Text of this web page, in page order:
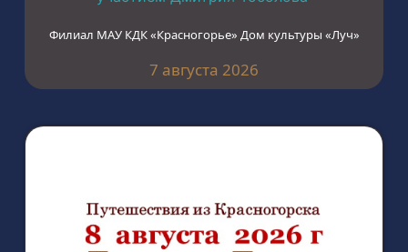
Филиал МАУ КДК «Красногорье» Дом культуры «Луч»
7 августа 2026